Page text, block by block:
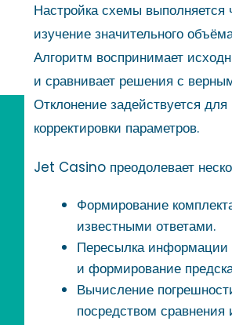
Настройка схемы выполняется
изучение значительного
Алгоритм воспринимает
и сравнивает решения с
Отклонение задействуется для
корректировки параметров.
Jet Casino преодолевает
Формирование
известными ответами.
Пересылка информации
и формирование
Вычисление
посредством сравнения